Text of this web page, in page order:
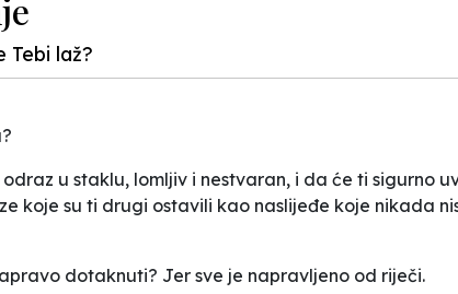
Tebi laž?
u staklu, lomljiv i nestvaran, i da će ti sigurno
koje su ti drugi ostavili kao naslijeđe koje nikada
dotaknuti? Jer sve je napravljeno od riječi.